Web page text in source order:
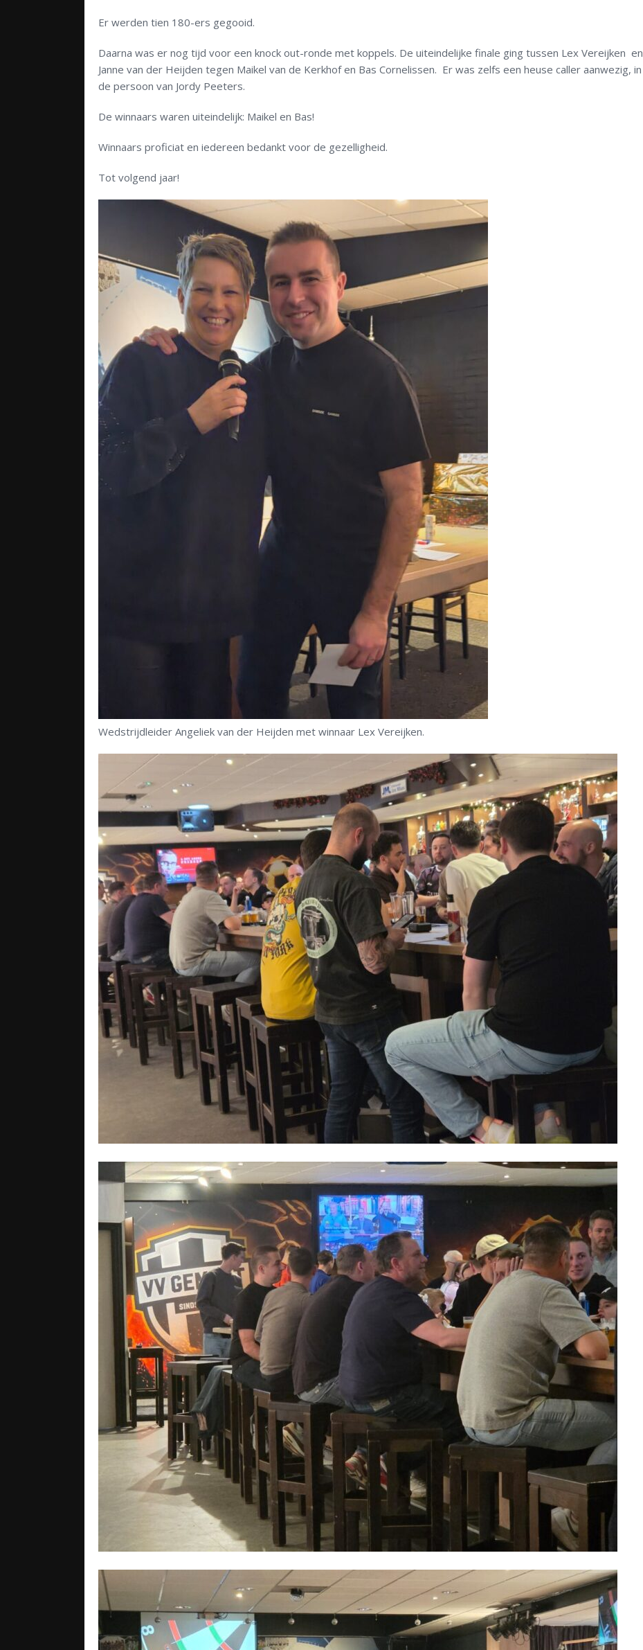
Er werden tien 180-ers gegooid.
Daarna was er nog tijd voor een knock out-ronde met koppels. De uiteindelijke finale ging tussen Lex Vereijken en
Janne van der Heijden tegen Maikel van de Kerkhof en Bas Cornelissen. Er was zelfs een heuse caller aanwezig, in
de persoon van Jordy Peeters.
De winnaars waren uiteindelijk: Maikel en Bas!
Winnaars proficiat en iedereen bedankt voor de gezelligheid.
Tot volgend jaar!
Wedstrijdleider Angeliek van der Heijden met winnaar Lex Vereijken.